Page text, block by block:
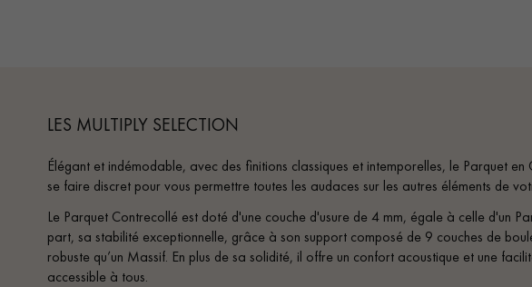
LES MULTIPLY SELECTION
Élégant et indémodable, avec des finitions classiques et intemporelles, le Parquet en
se faire discret pour vous permettre toutes les audaces sur les autres éléments de
Le Parquet Contrecollé est doté d'une couche d'usure de 4 mm, égale à celle d'un
part, sa stabilité exceptionnelle, grâce à son support composé de 9 couches de
robuste qu’un Massif. En plus de sa solidité, il offre un confort acoustique et une
accessible à tous.